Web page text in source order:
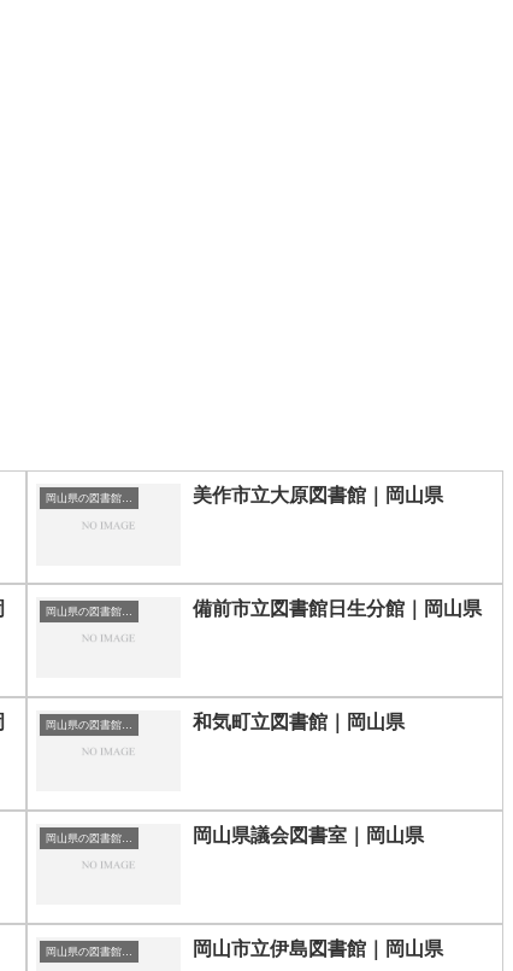
岡山県の図書館｜勉強できる場所 美作市立大原図書館｜岡山県
岡山県の図書館｜勉強できる場所 備前市立図書館日生分館｜岡山県
岡山県の図書館｜勉強できる場所 和気町立図書館｜岡山県
岡山県の図書館｜勉強できる場所 岡山県議会図書室｜岡山県
岡山市立伊島図書館｜岡山県